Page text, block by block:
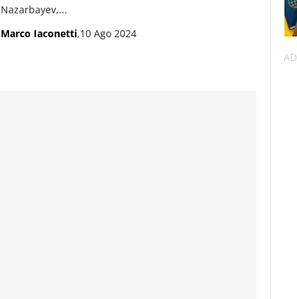
Nazarbayev,...
Marco Iaconetti,10 Ago 2024